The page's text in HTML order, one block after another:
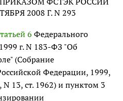
2008 Г. N 293
6 Федерального
г. N 183-ФЗ "Об
(Собрание
Федерации, 1999,
N 13, ст. 1962) и пунктом 3